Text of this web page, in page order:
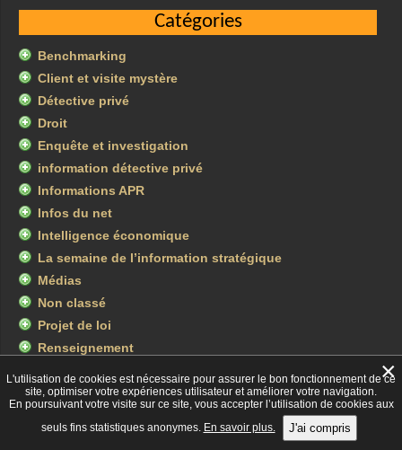
Catégories
Benchmarking
Client et visite mystère
Détective privé
Droit
Enquête et investigation
information détective privé
Informations APR
Infos du net
Intelligence économique
La semaine de l’information stratégique
Médias
Non classé
Projet de loi
Renseignement
Revue de presse
L'utilisation de cookies est nécessaire pour assurer le bon fonctionnement de ce
site, optimiser votre expériences utilisateur et améliorer votre navigation.
En poursuivant votre visite sur ce site, vous accepter l’utilisation de cookies aux
seuls fins statistiques anonymes. En savoir plus. J'ai compris
×